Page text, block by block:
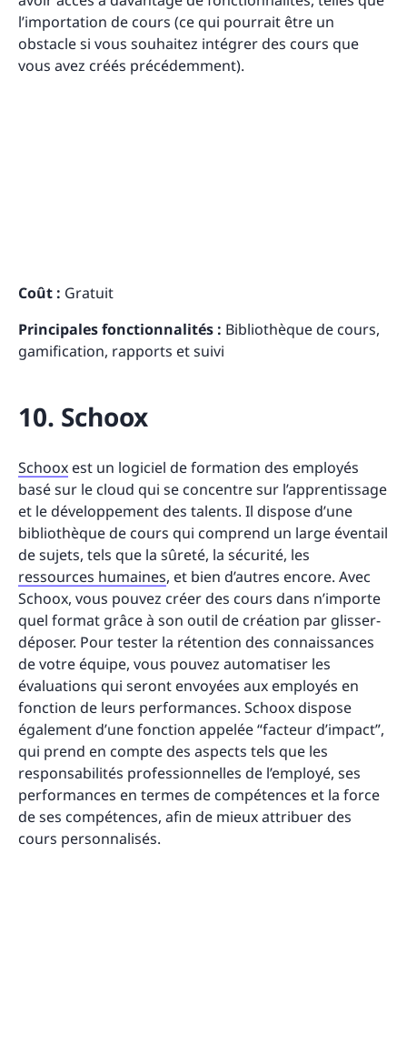
l’importation de cours (ce qui pourrait être un
obstacle si vous souhaitez intégrer des cours que
vous avez créés précédemment).
Coût : Gratuit
Principales fonctionnalités : Bibliothèque de cours,
gamification, rapports et suivi
10. Schoox
Schoox est un logiciel de formation des employés
basé sur le cloud qui se concentre sur l’apprentissage
et le développement des talents. Il dispose d’une
bibliothèque de cours qui comprend un large éventail
de sujets, tels que la sûreté, la sécurité, les
ressources humaines, et bien d’autres encore. Avec
Schoox, vous pouvez créer des cours dans n’importe
quel format grâce à son outil de création par glisser-
déposer. Pour tester la rétention des connaissances
de votre équipe, vous pouvez automatiser les
évaluations qui seront envoyées aux employés en
fonction de leurs performances. Schoox dispose
également d’une fonction appelée “facteur d’impact”,
qui prend en compte des aspects tels que les
responsabilités professionnelles de l’employé, ses
performances en termes de compétences et la force
de ses compétences, afin de mieux attribuer des
cours personnalisés.